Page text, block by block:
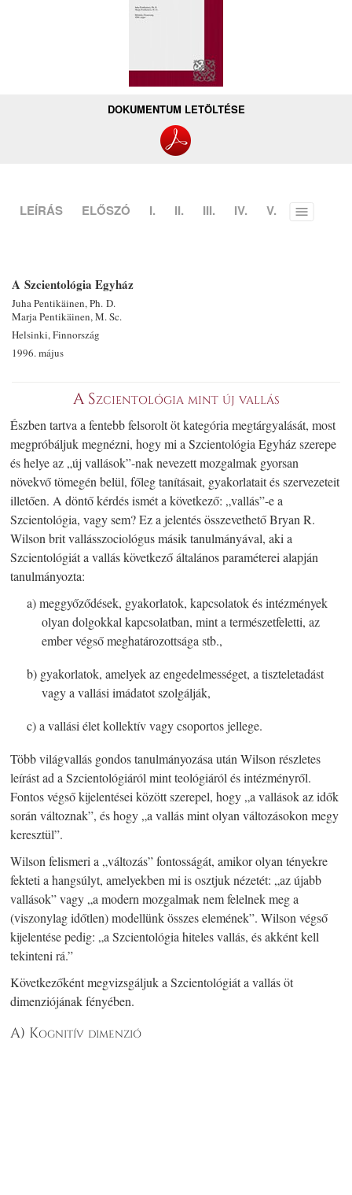
DOKUMENTUM LETÖLTÉSE
LEÍRÁS ELŐSZÓ I. II. III. IV. V. Toggle
A Szcientológia Egyház
Juha Pentikäinen, Ph. D.
Marja Pentikäinen, M. Sc.
Helsinki, Finnország
1996. május
A Szcientológia mint új vallás
Észben tartva a fentebb felsorolt öt kategória megtárgyalását, most
megpróbáljuk megnézni, hogy mi a Szcientológia Egyház szerepe
és helye az „új vallások”-nak nevezett mozgalmak gyorsan
növekvő tömegén belül, főleg tanításait, gyakorlatait és szervezeteit
illetően. A döntő kérdés ismét a következő: „vallás”-e a
Szcientológia, vagy sem? Ez a jelentés összevethető Bryan R.
Wilson brit vallásszociológus másik tanulmányával, aki a
Szcientológiát a vallás következő általános paraméterei alapján
tanulmányozta:
a) meggyőződések, gyakorlatok, kapcsolatok és intézmények
olyan dolgokkal kapcsolatban, mint a természetfeletti, az
ember végső meghatározottsága stb.,
b) gyakorlatok, amelyek az engedelmességet, a tiszteletadást
vagy a vallási imádatot szolgálják,
c) a vallási élet kollektív vagy csoportos jellege.
Több világvallás gondos tanulmányozása után Wilson részletes
leírást ad a Szcientológiáról mint teológiáról és intézményről.
Fontos végső kijelentései között szerepel, hogy „a vallások az idők
során változnak”, és hogy „a vallás mint olyan változásokon megy
keresztül”.
Wilson felismeri a „változás” fontosságát, amikor olyan tényekre
fekteti a hangsúlyt, amelyekben mi is osztjuk nézetét: „az újabb
vallások” vagy „a modern mozgalmak nem felelnek meg a
(viszonylag időtlen) modellünk összes elemének”. Wilson végső
kijelentése pedig: „a Szcientológia hiteles vallás, és akként kell
tekinteni rá.”
Következőként megvizsgáljuk a Szcientológiát a vallás öt
dimenziójának fényében.
A) Kognitív dimenzió